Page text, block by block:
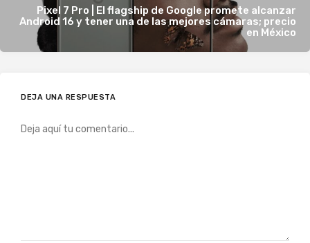
Pixel 7 Pro | El flagship de Google promete alcanzar
Android 16 y tener una de las mejores cámaras; precio
en México
DEJA UNA RESPUESTA